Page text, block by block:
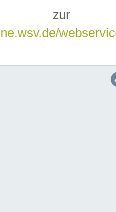
zur